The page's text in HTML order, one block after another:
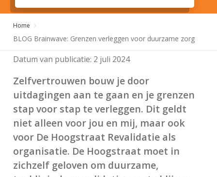
Home
BLOG Brainwave: Grenzen verleggen voor duurzame zorg
Datum van publicatie: 2 juli 2024
Zelfvertrouwen bouw je door
uitdagingen aan te gaan en je grenzen
stap voor stap te verleggen. Dit geldt
niet alleen voor jou en mij, maar ook
voor De Hoogstraat Revalidatie als
organisatie. De Hoogstraat moet in
zichzelf geloven om duurzame,